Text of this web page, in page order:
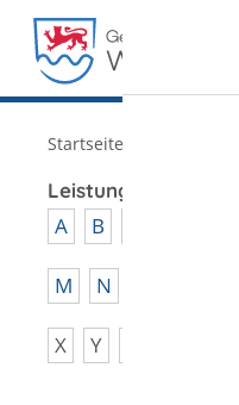
Startseite
Leistungen von A - Z
A B
M N
X Y